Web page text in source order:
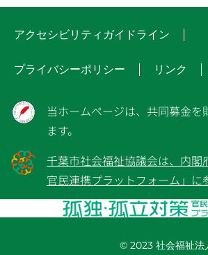
アクセシビリティガイドライン
プライバシーポリシー リンク
当ホームページは、共同募金を
ます。
千葉市社会福祉協議会は、内閣
官民連携プラットフォーム」に
© 2023 社会福祉法